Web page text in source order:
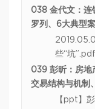
038 金代文：连
罗列、6大典型
些“坑”.pdf
039 彭昕：房地
交易结构与机制
【ppt】